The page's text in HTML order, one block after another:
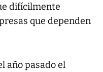
difícilmente
que dependen
año pasado el